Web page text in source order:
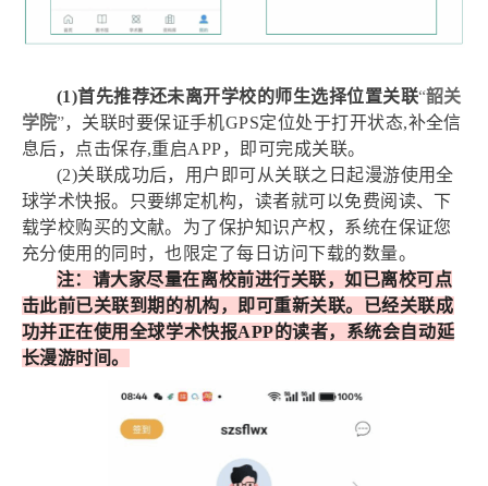
(1)首先推荐还未离开学校的师生选择位置关联“韶关
学院”， 关联时要保证手机GPS定位处于打开状态,补全信
息后，点击保存,重启APP，即可完成关联。
(2)关联成功后，用户即可从关联之日起漫游使用全
球学术快报。只要绑定机构，读者就可以免费阅读、下
载学校购买的文献。为了保护知识产权，系统在保证您
充分使用的同时，也限定了每日访问下载的数量。
注：请大家尽量在离校前进行关联，如已离校可点
击此前已关联到期的机构，即可重新关联。已经关联成
功并正在使用全球学术快报APP的读者，系统会自动延
长漫游时间。